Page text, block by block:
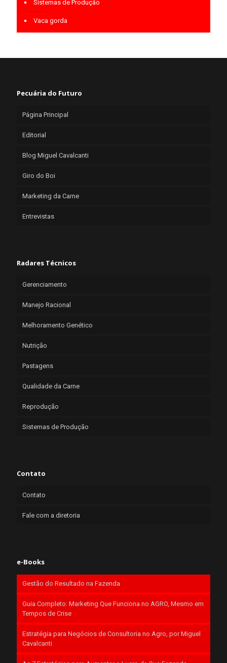
Sistemas de Produção
Vaca gorda
Pecuária do Futuro
Página Principal
Editorial
Blog Miguel Cavalcanti
Giro do Boi
Marketing da Carne
Entrevistas
Radares Técnicos
Gerenciamento
Manejo Racional
Melhoramento Genético
Nutrição
Pastagens
Qualidade da Carne
Reprodução
Sistemas de Produção
Contato
Contato
Fale com a diretoria
e-Books
Gestão do Resultado na Fazenda
Guia Completo: Marketing Que Funciona no AGRO, Mesmo em
Tempos de Crise
Estratégia para Negócios de Consultoria no Agro, por Miguel
Cavalcanti